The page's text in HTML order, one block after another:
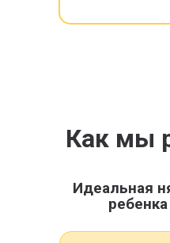
Как мы
Идеальная